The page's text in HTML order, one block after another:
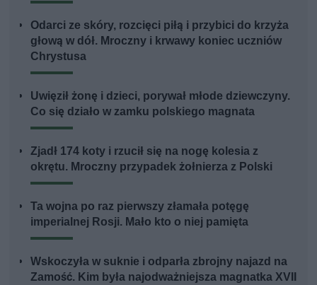
Odarci ze skóry, rozcięci piłą i przybici do krzyża
głową w dół. Mroczny i krwawy koniec uczniów
Chrystusa
Uwięził żonę i dzieci, porywał młode dziewczyny.
Co się działo w zamku polskiego magnata
Zjadł 174 koty i rzucił się na nogę kolesia z
okrętu. Mroczny przypadek żołnierza z Polski
Ta wojna po raz pierwszy złamała potęgę
imperialnej Rosji. Mało kto o niej pamięta
Wskoczyła w suknie i odparła zbrojny najazd na
Zamość. Kim była najodważniejsza magnatka XVII